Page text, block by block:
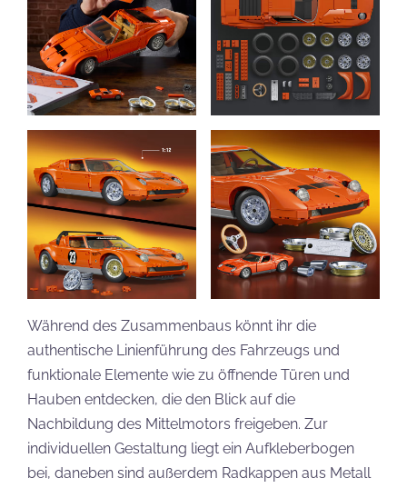
Während des Zusammenbaus könnt ihr die
authentische Linienführung des Fahrzeugs und
funktionale Elemente wie zu öffnende Türen und
Hauben entdecken, die den Blick auf die
Nachbildung des Mittelmotors freigeben. Zur
individuellen Gestaltung liegt ein Aufkleberbogen
bei, daneben sind außerdem Radkappen aus Metall